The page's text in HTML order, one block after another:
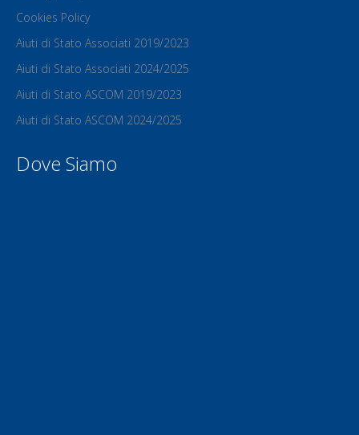
Cookies Policy
Aiuti di Stato Associati 2019/2023
Aiuti di Stato Associati 2024/2025
Aiuti di Stato ASCOM 2019/2023
Aiuti di Stato ASCOM 2024/2025
Dove Siamo